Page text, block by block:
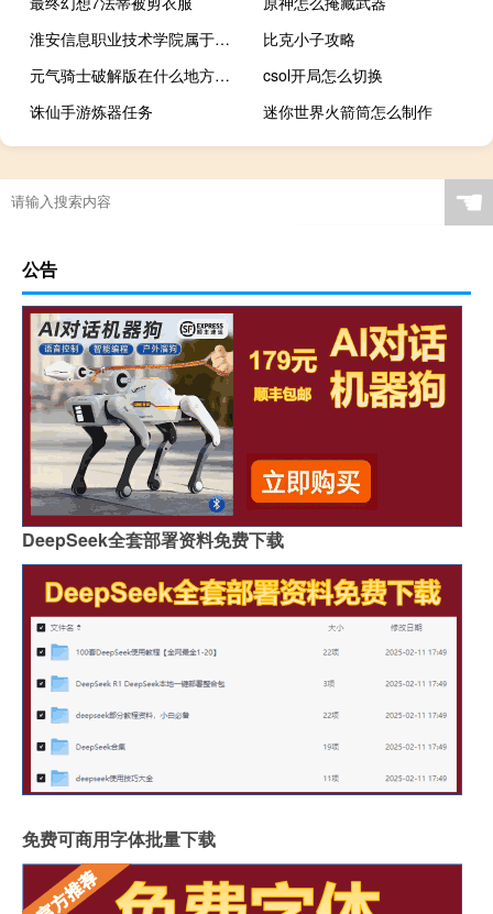
淮安信息职业技术学院属于第几类专科院校 淮安信息职业技术学院
比克小子攻略
元气骑士破解版在什么地方下载
csol开局怎么切换
诛仙手游炼器任务
迷你世界火箭筒怎么制作
☚
公告
DeepSeek全套部署资料免费下载
免费可商用字体批量下载